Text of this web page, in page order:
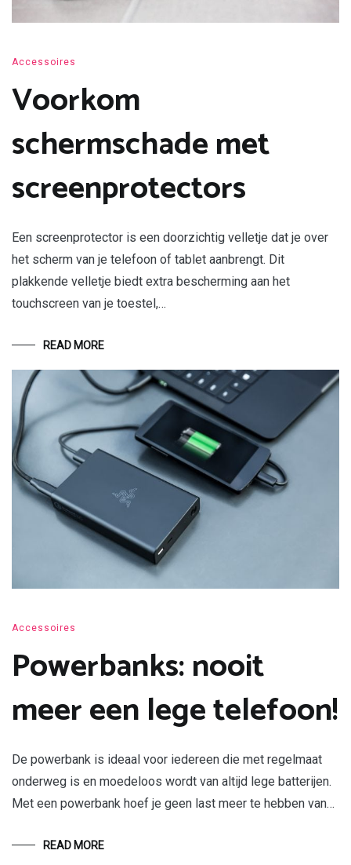
Accessoires
Voorkom
schermschade met
screenprotectors
Een screenprotector is een doorzichtig velletje dat je over
het scherm van je telefoon of tablet aanbrengt. Dit
plakkende velletje biedt extra bescherming aan het
touchscreen van je toestel,…
READ MORE
Accessoires
Powerbanks: nooit
meer een lege telefoon!
De powerbank is ideaal voor iedereen die met regelmaat
onderweg is en moedeloos wordt van altijd lege batterijen.
Met een powerbank hoef je geen last meer te hebben van…
READ MORE